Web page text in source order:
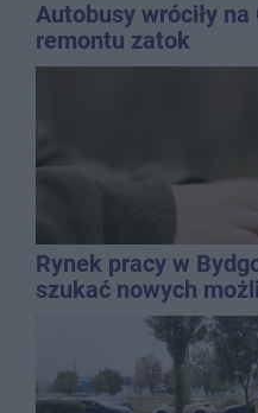
Autobusy wróciły
remontu zatok
Rynek pracy w
szukać nowych